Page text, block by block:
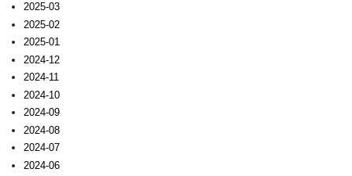
2025-03
2025-02
2025-01
2024-12
2024-11
2024-10
2024-09
2024-08
2024-07
2024-06